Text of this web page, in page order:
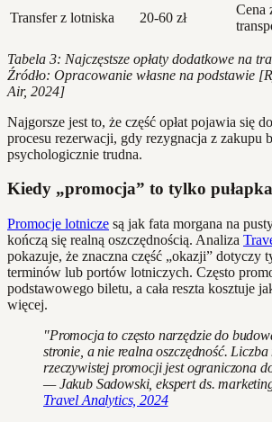
Transfer z lotniska 20-60 zł
Cena
Tabela 3: Najczęstsze opłaty dodatkowe na
Źródło: Opracowanie własne na podstawie
Air, 2024]
Najgorsze jest to, że część opłat pojawia się
procesu rezerwacji, gdy rezygnacja z zakupu
psychologicznie trudna.
Kiedy „promocja” to tylko pułapka
Promocje lotnicze są jak fata morgana na
kończą się realną oszczędnością. Analiza
pokazuje, że znaczna część „okazji”
terminów lub portów lotniczych. Często
podstawowego biletu, a cała reszta kosztuje
więcej.
"Promocja to często narzędzie do
stronie, a nie realna oszczędność.
rzeczywistej promocji jest ograniczona
— Jakub Sadowski, ekspert ds.
Travel Analytics, 2024